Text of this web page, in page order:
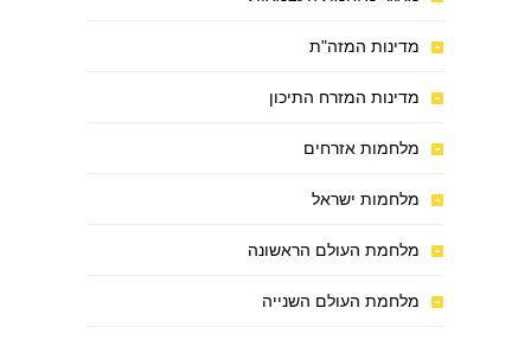
מדינות המזה"ת
מדינות המזרח התיכון
מלחמות אזרחים
מלחמות ישראל
מלחמת העולם הראשונה
מלחמת העולם השנייה